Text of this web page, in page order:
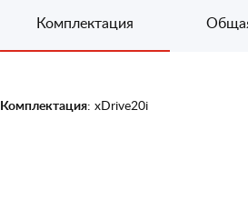
Комплектация
Комплектация: xDrive20i